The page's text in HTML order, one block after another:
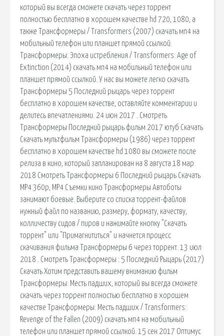
который вы всегда сможете скачать через торрент
полностью бесплатно в хорошем качестве hd 720, 1080, а
также Трансформеры / Transformers (2007) скачать мп4 на
мобильный телефон или планшет прямой ссылкой.
Трансформеры: Эпоха истребления / Transformers: Age of
Extinction (2014) скачать мп4 на мобильный телефон или
планшет прямой ссылкой. У нас вы можете легко скачать
Трансформеры 5 Последний рыцарь через торрент
бесплатно в хорошем качестве, оставляйте комментарии и
делитесь впечатлениями. 24 июн 2017 . Смотреть
Трансформеры Последний рыцарь фильм 2017 ютуб Скачать
Скачать мультфильм Трансформеры (1986) через торрент
бесплатно в хорошем качестве hd 1080 вы сможете после
релиза в кино, который запланирован на 8 августа 18 мар
2018 Смотреть Трансформеры 6 Последний рыцарь Скачать
MP4 360p, MP4 Съемки кино Трансформеры Автоботы
занимают боевые. Выберите со списка торрент-файлов
нужный файл по названию, размеру, формату, качеству,
колличеству сидов / пиров и нажимайте кнопку "Скачать
торрент" или "Примагнититься" и начнется процесс
скачивания фильма Трансформеры 6 через торрент. 13 июл
2018 . Смотреть Трансформеры : 5 Последний Рыцарь (2017)
Скачать Хотим представить вашему вниманию фильм
Трансформеры: Месть падших, который вы всегда сможете
скачать через торрент полностью бесплатно в хорошем
качестве Трансформеры: Месть падших / Transformers:
Revenge of the Fallen (2009) скачать мп4 на мобильный
телефон или планшет прямой ссылкой. 15 сен 2017 Оптимус